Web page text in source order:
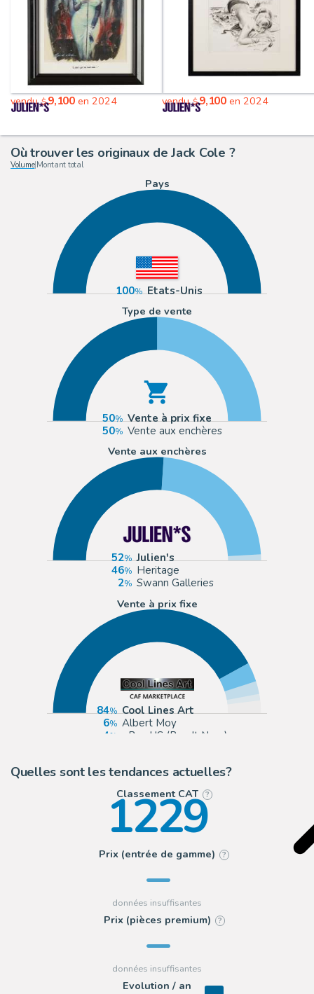
vendu$9,100en 2024 vendu$9,100en 2024
Où trouver les originaux de Jack Cole ?
Volume| Montant total
Pays
100
Etats-Unis
Type de vente
50
Vente à prix fixe
50
Vente aux enchères
Vente aux enchères
52
Julien's
46
Heritage
2
Swann Galleries
Vente à prix fixe
84
Cool Lines Art
6
Albert Moy
4
eBay US (Buy It Now)
Quelles sont les tendances actuelles?
Classement CAT ?
1229
Prix (entrée de gamme) ?
Prix (pièces premium) ?
Evolution / an